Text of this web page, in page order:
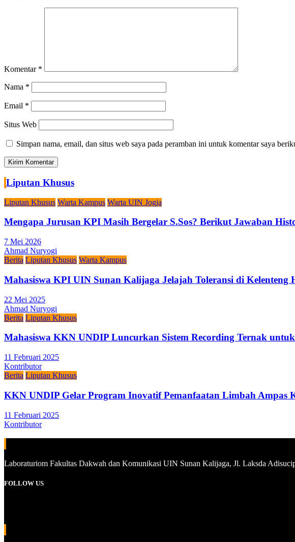
Komentar *
Nama *
Email *
Situs Web
Simpan nama, email, dan situs web saya pada peramban ini untuk komentar saya
Liputan Khusus
Liputan Khusus Warta Kampus Warta UIN Jogja
Mengapa Jurusan KPI Masih Bergelar S.Sos? Berikut Jawaban
7 Mei 2026
Ahmad Nuryogi
Berita Liputan Khusus Warta Kampus
Mahasiswa KPI UIN Sunan Kalijaga Jelajah Toleransi di Kelenteng
22 Mei 2025
Ahmad Nuryogi
Berita Liputan Khusus
Mahasiswa KKN UNDIP Luncurkan Sistem Recording Ternak
11 Februari 2025
Kontributor
Berita Liputan Khusus
KKN UNDIP Gelar Program Inovatif Pemanfaatan Limbah Ampas
11 Februari 2025
Kontributor
Laboraturiom Fakultas Dakwah dan Komunikasi UIN Sunan Kalijaga, Jl. Laksda
FOLLOW US